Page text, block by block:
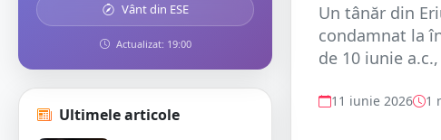
Vânt din ESE
Actualizat: 19:00
Ultimele articole
Un tânăr din
condamnat la
de 10 iunie
11 iunie 2026 1